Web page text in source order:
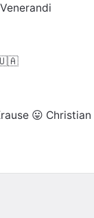
🇺🇦
😛 Christian